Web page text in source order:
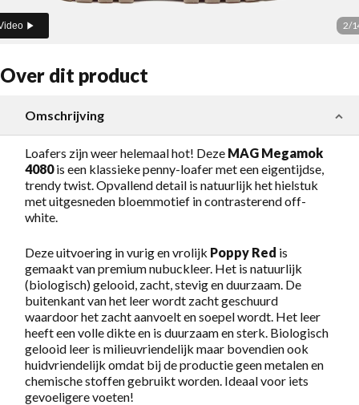
2/
Over dit product
Omschrijving
Loafers zijn weer helemaal hot! Deze MAG Megamok
4080is een klassieke penny-loafer met een eigentijdse,
trendy twist. Opvallend detail is natuurlijk het hielstuk
met uitgesneden bloemmotief in contrasterend off-
white.
Deze uitvoering in vurig en vrolijk Poppy Red is
gemaakt van premium nubuckleer. Het is natuurlijk
(biologisch) gelooid, zacht, stevig en duurzaam. De
buitenkant van het leer wordt zacht geschuurd
waardoor het zacht aanvoelt en soepel wordt. Het leer
heeft een volle dikte en is duurzaam en sterk. Biologisch
gelooid leer is milieuvriendelijk maar bovendien ook
huidvriendelijk omdat bij de productie geen metalen en
chemische stoffen gebruikt worden. Ideaal voor iets
gevoeligere voeten!